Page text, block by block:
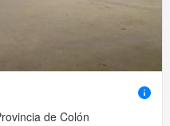
de Colón